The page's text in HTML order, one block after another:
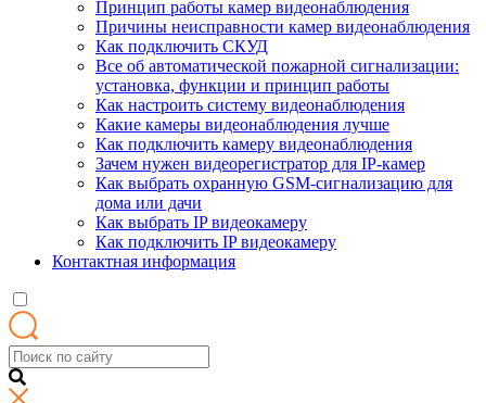
Принцип работы камер видеонаблюдения
Причины неисправности камер видеонаблюдения
Как подключить СКУД
Все об автоматической пожарной сигнализации:
установка, функции и принцип работы
Как настроить систему видеонаблюдения
Какие камеры видеонаблюдения лучше
Как подключить камеру видеонаблюдения
Зачем нужен видеорегистратор для IP-камер
Как выбрать охранную GSM-сигнализацию для
дома или дачи
Как выбрать IP видеокамеру
Как подключить IP видеокамеру
Контактная информация